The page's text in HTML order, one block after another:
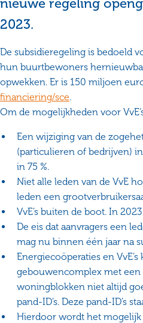
nieuwe regeling
2023.
De subsidieregeling is bedoeld
hun buurtbewoners
opwekken. Er is 150 miljoen
financiering/sce.
Om de mogelijkheden voor
Een wijziging van de
(particulieren of bedrijven)
in 75 %.
Niet alle leden van de VvE
leden een
VvE’s buiten de boot. In
De eis dat aanvragers een
mag nu binnen één jaar na
Energiecoöperaties en
gebouwencomplex met een
woningblokken niet altijd
pand-ID’s. Deze pand-ID’s
Hierdoor wordt het mogelijk